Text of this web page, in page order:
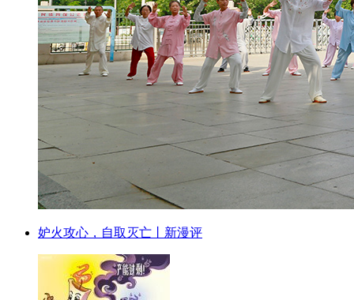
妒火攻心，自取灭亡丨新漫评